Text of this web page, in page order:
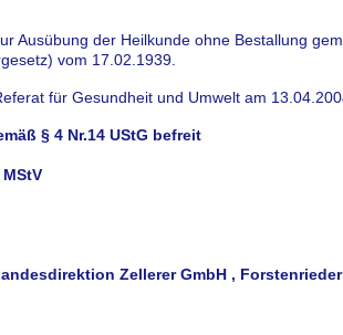
Ausübung der Heilkunde ohne Bestallung
vom 17.02.1939.
für Gesundheit und Umwelt am
§ 4 Nr.14 UStG befreit
Zellerer GmbH , Forstenrieder